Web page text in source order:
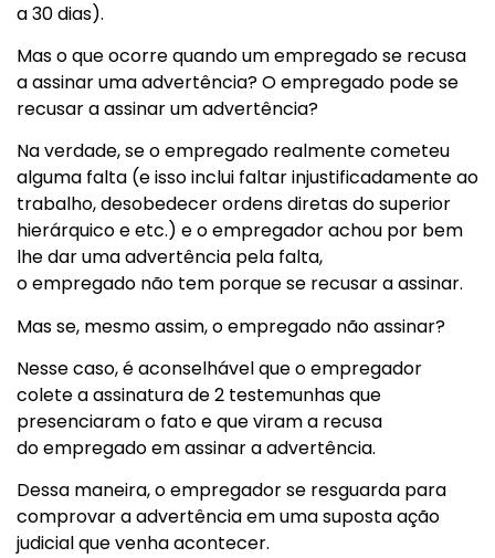
a 30 dias).
Mas o que ocorre quando um empregado se recusa
a assinar uma advertência? O empregado pode se
recusar a assinar um advertência?
Na verdade, se o empregado realmente cometeu
alguma falta (e isso inclui faltar injustificadamente ao
trabalho, desobedecer ordens diretas do superior
hierárquico e etc.) e o empregador achou por bem
lhe dar uma advertência pela falta,
o empregado não tem porque se recusar a assinar.
Mas se, mesmo assim, o empregado não assinar?
Nesse caso, é aconselhável que o empregador
colete a assinatura de 2 testemunhas que
presenciaram o fato e que viram a recusa
do empregado em assinar a advertência.
Dessa maneira, o empregador se resguarda para
comprovar a advertência em uma suposta ação
judicial que venha acontecer.